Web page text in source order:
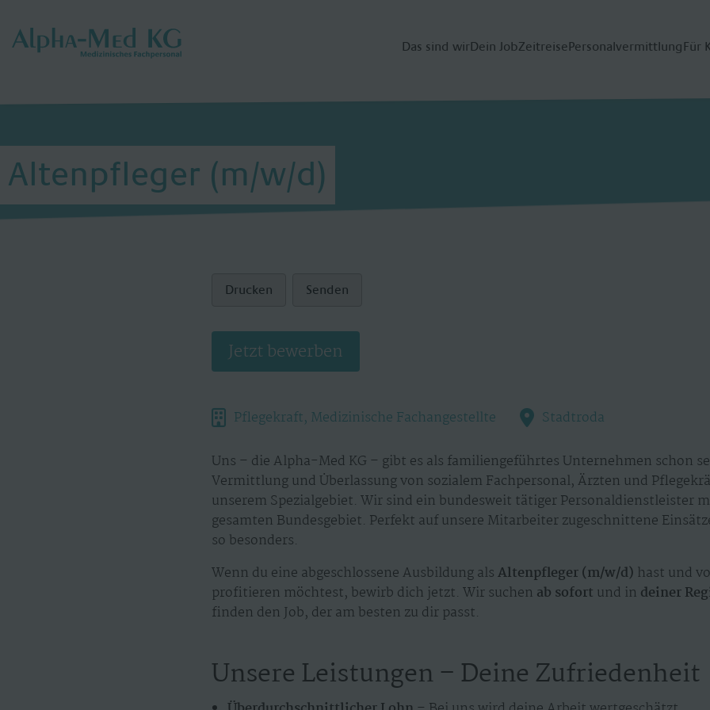
Das sind wirDein JobZeitreisePersonalvermittlung Für
Altenpfleger (m/w/d)
Drucken Senden
Jetzt bewerben
Pflegekraft, Medizinische Fachangestellte Stadtroda
Uns – die Alpha-Med KG – gibt es als familiengeführtes Unternehmen schon
Vermittlung und Überlassung von sozialem Fachpersonal, Ärzten und
unserem Spezialgebiet. Wir sind ein bundesweit tätiger Personaldienstleister
gesamten Bundesgebiet. Perfekt auf unsere Mitarbeiter zugeschnittene
so besonders.
Wenn du eine abgeschlossene Ausbildung alsAltenpfleger (m/w/d) hast und
profitieren möchtest, bewirb dich jetzt. Wir suchen ab sofort und in deiner
finden den Job, der am besten zu dir passt.
Unsere Leistungen – Deine Zufriedenheit